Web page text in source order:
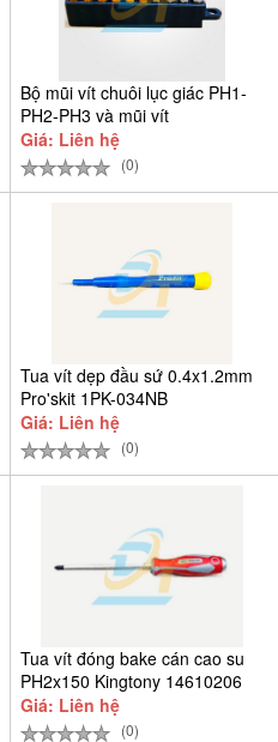
Bộ mũi vít chuôi lục giác PH1-
PH2-PH3 và mũi vít
Giá: Liên hệ
(0)
Tua vít dẹp đầu sứ 0.4x1.2mm
Pro'skit 1PK-034NB
Giá: Liên hệ
(0)
Tua vít đóng bake cán cao su
PH2x150 Kingtony 14610206
Giá: Liên hệ
(0)